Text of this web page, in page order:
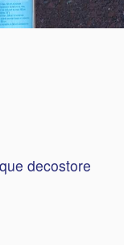
decostore